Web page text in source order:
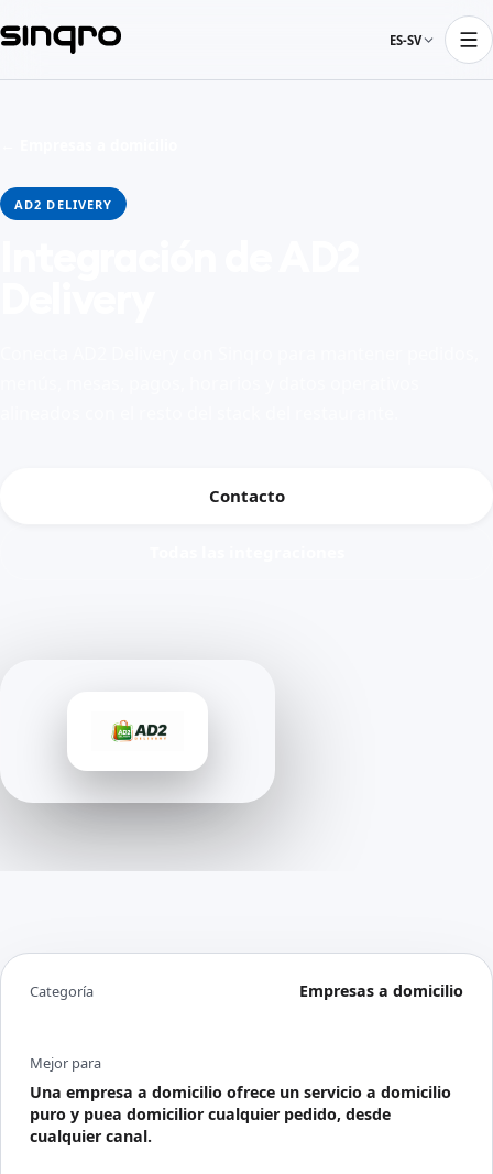
ES-SV
AD2 DELIVERY
Contacto
Categoría Empresas a domicilio
Mejor para
Una empresa a domicilio ofrece un servicio a domicilio
puro y puea domicilior cualquier pedido, desde
cualquier canal.